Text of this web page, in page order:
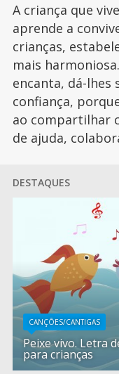
A criança que
aprende a
crianças,
mais
encanta, dá-lhes
confiança,
ao compartilhar
de ajuda,
DESTAQUES
CANÇÕES/CANTIGAS
Peixe vivo. Letra
para crianças